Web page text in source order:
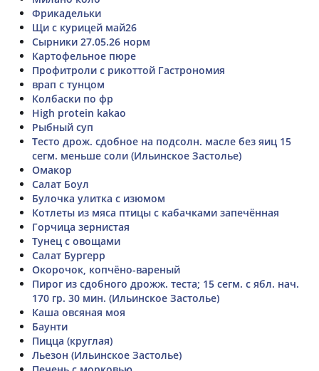
Фрикадельки
Щи с курицей май26
Сырники 27.05.26 норм
Картофельное пюре
Профитроли с рикоттой Гастрономия
врап с тунцом
Колбаски по фр
High protein kakao
Рыбный суп
Тесто дрож. сдобное на подсолн. масле без яиц 15
сегм. меньше соли (Ильинское Застолье)
Омакор
Салат Боул
Булочка улитка с изюмом
Котлеты из мяса птицы с кабачками запечённая
Горчица зернистая
Тунец с овощами
Салат Бургерр
Окорочок, копчёно-вареный
Пирог из сдобного дрожж. теста; 15 сегм. с ябл. нач.
170 гр. 30 мин. (Ильинское Застолье)
Каша овсяная моя
Баунти
Пицца (круглая)
Льезон (Ильинское Застолье)